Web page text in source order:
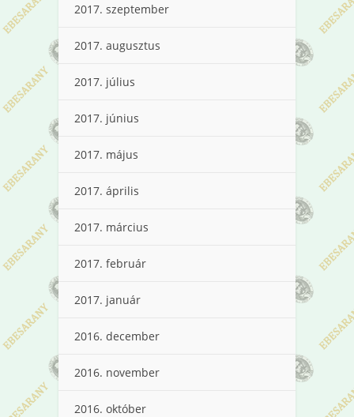
2017. szeptember
2017. augusztus
2017. július
2017. június
2017. május
2017. április
2017. március
2017. február
2017. január
2016. december
2016. november
2016. október